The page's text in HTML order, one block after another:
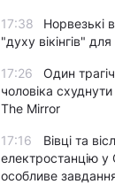
17:38
Норвезькі
"духу вікінгів"
17:26
Один
чоловіка
The Mirror
17:16
Вівці та
електростанцію
особливе